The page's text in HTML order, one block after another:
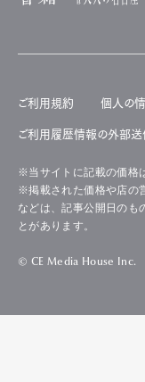
ご利用規約 個人の
ご利用履歴情報の外部送
※当サイトに記載の価格
※掲載された価格や店の
などは、記事公開日のも
とがあります。
© CE Media House Inc.